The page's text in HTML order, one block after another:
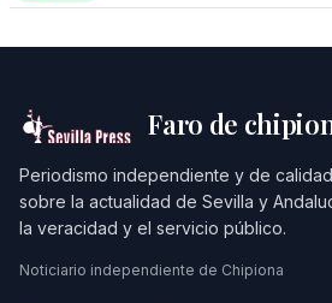
Faro de
Periodismo independiente y de
sobre la actualidad de Sevilla y
la veracidad y el servicio público.
Noticiario independiente de Chipiona